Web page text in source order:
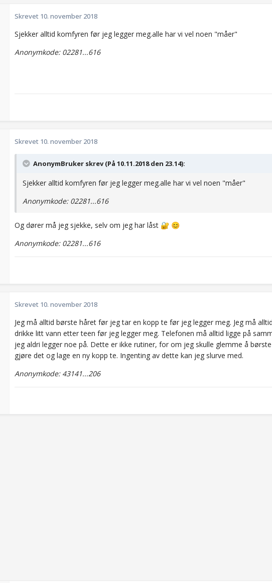
Skrevet 10. november 2018
Sjekker alltid komfyren før jeg legger meg.alle har vi vel noen "måer"
Anonymkode: 02281...616
Skrevet 10. november 2018
AnonymBruker skrev (På 10.11.2018 den 23.14):
Sjekker alltid komfyren før jeg legger meg.alle har vi vel noen "måer"
Anonymkode: 02281...616
Og dører må jeg sjekke, selv om jeg har låst 🔐 😊
Anonymkode: 02281...616
Skrevet 10. november 2018
Jeg må alltid børste håret før jeg tar en kopp te før jeg legger meg. Jeg må
drikke litt vann etter teen før jeg legger meg. Telefonen må alltid ligge på
jeg aldri legger noe på. Dette er ikke rutiner, for om jeg skulle glemme å
gjøre det og lage en ny kopp te. Ingenting av dette kan jeg slurve med.
Anonymkode: 43141...206